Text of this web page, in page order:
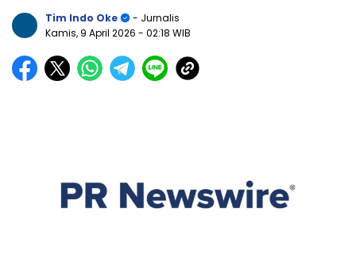
Tim Indo Oke
- Jurnalis
Kamis, 9 April 2026 - 02:18 WIB